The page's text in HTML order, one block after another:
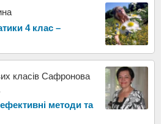
4 клас –
класів Сафронова
методи та